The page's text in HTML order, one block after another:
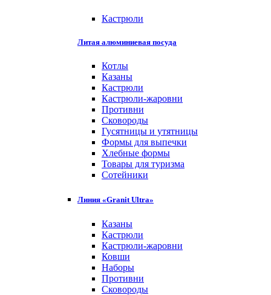
Кастрюли
Литая алюминиевая посуда
Котлы
Казаны
Кастрюли
Кастрюли-жаровни
Противни
Сковороды
Гусятницы и утятницы
Формы для выпечки
Хлебные формы
Товары для туризма
Сотейники
Линия «Granit Ultra»
Казаны
Кастрюли
Кастрюли-жаровни
Ковши
Наборы
Противни
Сковороды